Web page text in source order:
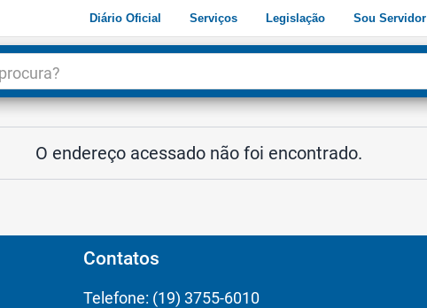
Diário Oficial Serviços Legislação Sou Servidor
O endereço acessado não foi encontrado.
Contatos
Telefone: (19) 3755-6010